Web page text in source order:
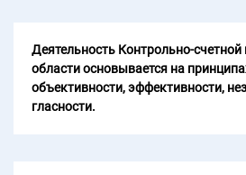
Деятельность Контрольно-
области основывается на
объективности, эффективности,
гласности.